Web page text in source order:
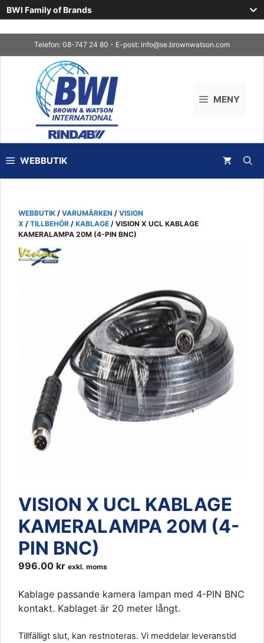
BWI Family of Brands
to
Telefon: 08-747 24 80 - E-post: info@se.brownwatson.com
MENY
WEBBUTIK
WEBBUTIK / VARUMÄRKEN / VISION
X / TILLBEHÖR / KABLAGE / VISION X UCL KABLAGE
KAMERALAMPA 20M (4-PIN BNC)
VISION X UCL KABLAGE
KAMERALAMPA 20M (4-
PIN BNC)
996.00 kr exkl. moms
Kablage passande kamera lampan med 4-PIN BNC
kontakt. Kablaget är 20 meter långt.
Tillfälligt slut, kan restnoteras. Vi meddelar leveranstid